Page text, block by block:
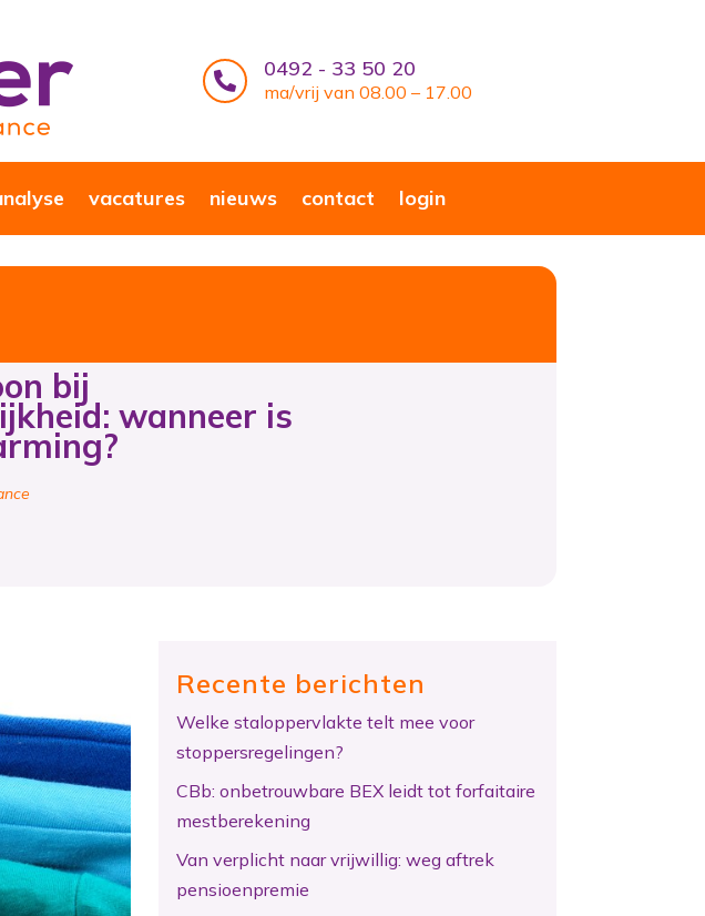
 0492 - 33 50 20
ma/vrij van 08.00 – 17.00
vacatures nieuws contact login
bij
wanneer is
Recente berichten
Welke staloppervlakte telt mee voor
stoppersregelingen?
CBb: onbetrouwbare BEX leidt tot forfaitaire
mestberekening
Van verplicht naar vrijwillig: weg aftrek
pensioenpremie